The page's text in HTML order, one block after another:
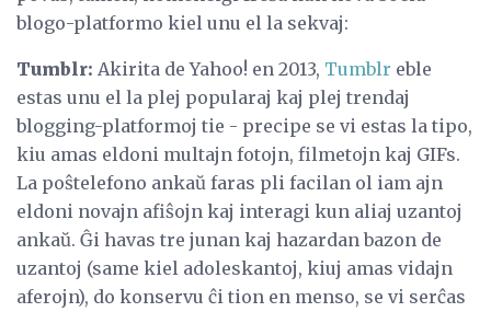
blogo-platformo kiel unu el la sekvaj:
Tumblr: Akirita de Yahoo! en 2013, Tumblr eble
estas unu el la plej popularaj kaj plej trendaj
blogging-platformoj tie - precipe se vi estas la tipo,
kiu amas eldoni multajn fotojn, filmetojn kaj GIFs.
La poŝtelefono ankaŭ faras pli facilan ol iam ajn
eldoni novajn afiŝojn kaj interagi kun aliaj uzantoj
ankaŭ. Ĝi havas tre junan kaj hazardan bazon de
uzantoj (same kiel adoleskantoj, kiuj amas vidajn
aferojn), do konservu ĉi tion en menso, se vi serĉas